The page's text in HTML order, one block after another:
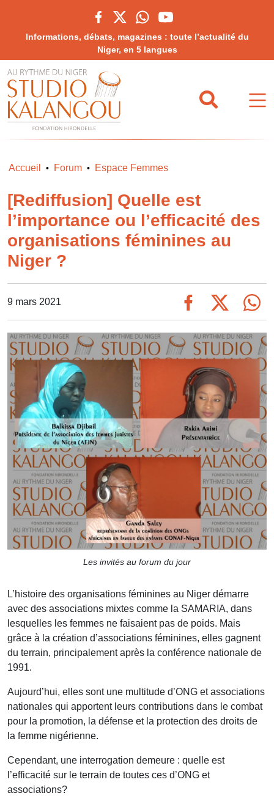
Informations, débats, magazines : toute l’actualité du
Niger, en 5 langues
Accueil • Forum • Espace Femmes
[Rediffusion] Quelle est
l’importance ou l’efficacité des
organisations féminines au
Niger ?
9 mars 2021
Les invités au forum du jour
L’histoire des organisations féminines au Niger démarre
avec des associations mixtes comme la SAMARIA, dans
lesquelles les femmes ne faisaient pas de poids. Mais
grâce à la création d’associations féminines, elles gagnent
du terrain, principalement après la conférence nationale de
1991.
Aujourd’hui, elles sont une multitude d’ONG et associations
nationales qui apportent leurs contributions dans le combat
pour la promotion, la défense et la protection des droits de
la femme nigérienne.
Cependant, une interrogation demeure : quelle est
l’efficacité sur le terrain de toutes ces d’ONG et
associations?